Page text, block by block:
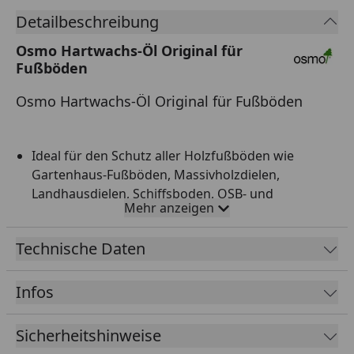
Detailbeschreibung
Osmo Hartwachs-Öl Original für
Fußböden
Osmo Hartwachs-Öl Original für Fußböden
Ideal für den Schutz aller Holzfußböden wie
Gartenhaus-Fußböden, Massivholzdielen,
Landhausdielen, Schiffsboden, OSB- und
Korkfußböden sowie Möbeloberflächen
Kinderspielzeug
Resistent gegen Kaffee, Wein und Cola
Mehr anzeigen
Technische Daten
Infos
Sicherheitshinweise